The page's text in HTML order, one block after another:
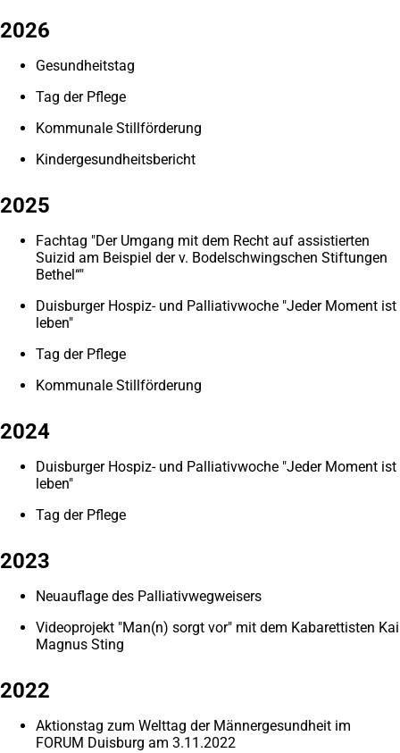
2026
Gesundheitstag
Tag der Pflege
Kommunale Stillförderung
Kindergesundheitsbericht
2025
Fachtag "Der Umgang mit dem Recht auf assistierten
Suizid am Beispiel der v. Bodelschwingschen Stiftungen
Bethel“"
Duisburger Hospiz- und Palliativwoche "Jeder Moment ist
leben"
Tag der Pflege
Kommunale Stillförderung
2024
Duisburger Hospiz- und Palliativwoche "Jeder Moment ist
leben"
Tag der Pflege
2023
Neuauflage des Palliativwegweisers
Videoprojekt "Man(n) sorgt vor" mit dem Kabarettisten Kai
Magnus Sting
2022
Aktionstag zum Welttag der Männergesundheit im
FORUM Duisburg am 3.11.2022